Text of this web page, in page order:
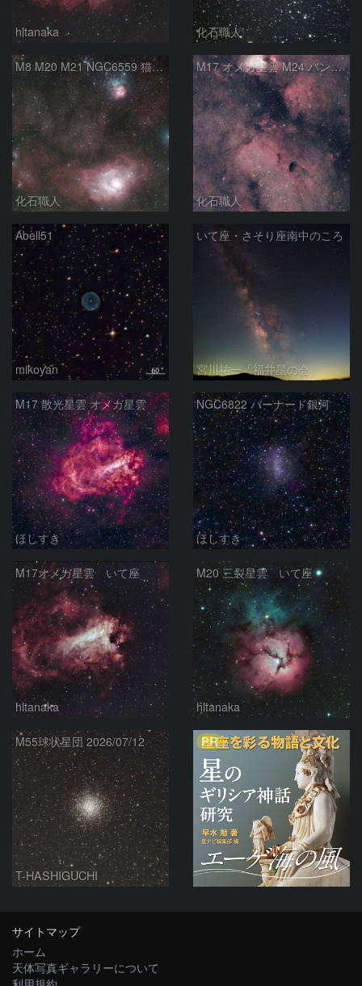
hltanaka 化石職人
M8 M20 M21 NGC6559 猫の手星雲 いて座
化石職人
M17 オメガ星雲 M24 バンビの横顔 いて座
化石職人
Abell51
mikoyan
いて座・さそり座南中のころ
宮川祐一「福井星の会」
M17 散光星雲 オメガ星雲
ほしすき
NGC6822 バーナード銀河
ほしすき
M17オメガ星雲 いて座
hltanaka
M20 三裂星雲 いて座
hltanaka
M55球状星団 2026/07/12
T-HASHIGUCHI
PR
サイトマップ
ホーム
天体写真ギャラリーについて